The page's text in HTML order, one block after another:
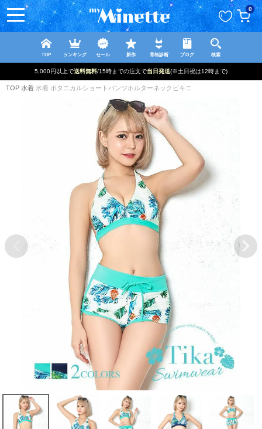
0
TOP ランキング セール 新作 骨格診断 ブログ 検索
新規登録で最大2500円OFF!
TOP 水着 水着 ボタニカルショートパンツホルターネックビキニ
ペー
ジト
ップ